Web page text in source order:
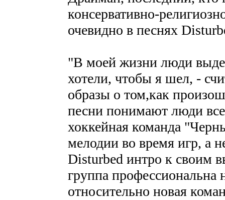
консервативно-
очевидно в песнях
"В моей жизни люди
хотели, чтобы я шел, -
образы о том,как
песни понимают люди
хоккейная команда
мелодии во время игр, а
Disturbed интро к своим
группа профессиональна
относительно новая